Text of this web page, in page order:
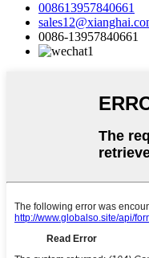
008613957840661
0086-13957840661